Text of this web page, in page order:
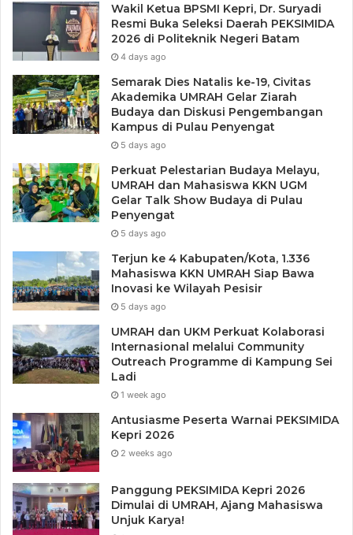
Wakil Ketua BPSMI Kepri, Dr. Suryadi
Resmi Buka Seleksi Daerah PEKSIMIDA
2026 di Politeknik Negeri Batam
4 days ago
Semarak Dies Natalis ke-19, Civitas
Akademika UMRAH Gelar Ziarah
Budaya dan Diskusi Pengembangan
Kampus di Pulau Penyengat
5 days ago
Perkuat Pelestarian Budaya Melayu,
UMRAH dan Mahasiswa KKN UGM
Gelar Talk Show Budaya di Pulau
Penyengat
5 days ago
Terjun ke 4 Kabupaten/Kota, 1.336
Mahasiswa KKN UMRAH Siap Bawa
Inovasi ke Wilayah Pesisir
5 days ago
UMRAH dan UKM Perkuat Kolaborasi
Internasional melalui Community
Outreach Programme di Kampung Sei
Ladi
1 week ago
Antusiasme Peserta Warnai PEKSIMIDA
Kepri 2026
2 weeks ago
Panggung PEKSIMIDA Kepri 2026
Dimulai di UMRAH, Ajang Mahasiswa
Unjuk Karya!